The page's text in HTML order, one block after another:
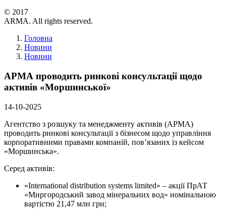
© 2017
ARMA. All rights reserved.
Головна
Новини
Новини
АРМА проводить ринкові консультації щодо
активів «Моршинської»
14-10-2025
Агентство з розшуку та менеджменту активів (АРМА)
проводить ринкові консультації з бізнесом щодо управління
корпоративними правами компаній, пов’язаних із кейсом
«Моршинська».
Серед активів:
«International distribution systems limited» – акції ПрАТ
«Миргородський завод мінеральних вод» номінальною
вартістю 21,47 млн грн;